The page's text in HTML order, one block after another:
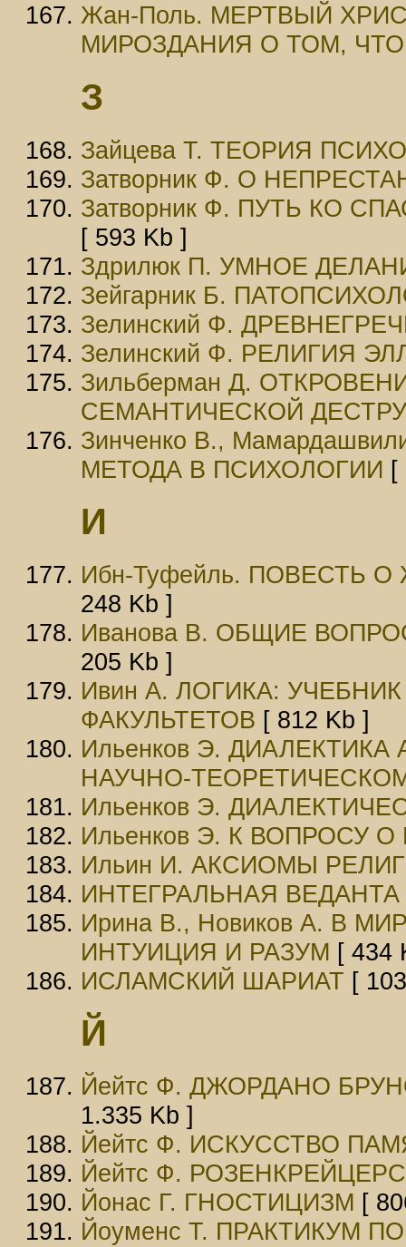
Жан-Поль. МЕРТВЫЙ
МИРОЗДАНИЯ О ТОМ,
З
Зайцева Т. ТЕОРИЯ
Затворник Ф. О
Затворник Ф. ПУТЬ КО
[ 593 Kb ]
Здрилюк П. УМНОЕ
Зейгарник Б.
Зелинский Ф.
Зелинский Ф. РЕЛИГИЯ
Зильберман Д.
СЕМАНТИЧЕСКОЙ
Зинченко В.,
МЕТОДА В ПСИХОЛОГИИ [
И
Ибн-Туфейль. ПОВЕСТЬ
248 Kb ]
Иванова В. ОБЩИЕ
205 Kb ]
Ивин А. ЛОГИКА:
ФАКУЛЬТЕТОВ [ 812 Kb ]
Ильенков Э.
НАУЧНО-
Ильенков Э.
Ильенков Э. К ВОПРОСУ
Ильин И. АКСИОМЫ
ИНТЕГРАЛЬНАЯ ВЕДАНТА
Ирина В., Новиков А. В
ИНТУИЦИЯ И РАЗУМ [ 434
ИСЛАМСКИЙ ШАРИАТ [
Й
Йейтс Ф. ДЖОРДАНО
1.335 Kb ]
Йейтс Ф. ИСКУССТВО
Йейтс Ф.
Йонас Г. ГНОСТИЦИЗМ [
Йоуменс Т. ПРАКТИКУМ